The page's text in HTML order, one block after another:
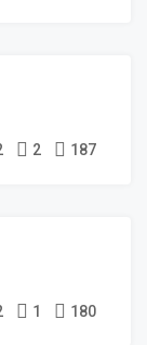
2 187
1 180